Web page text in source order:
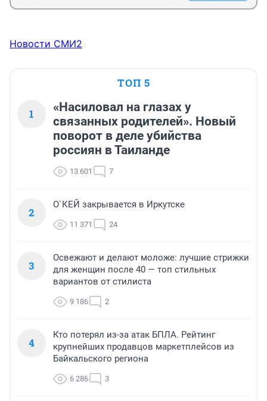
Новости СМИ2
ТОП 5
1
«Насиловал на глазах у
связанных родителей». Новый
поворот в деле убийства
россиян в Таиланде
13 601 7
2
О`КЕЙ закрывается в Иркутске
11 371 24
3
Освежают и делают моложе: лучшие стрижки
для женщин после 40 — топ стильных
вариантов от стилиста
9 186 2
4
Кто потерял из-за атак БПЛА. Рейтинг
крупнейших продавцов маркетплейсов из
Байкальского региона
6 286 3